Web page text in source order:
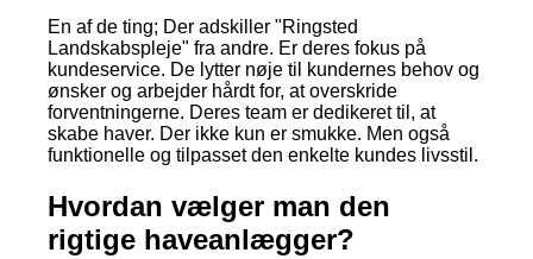
En af de ting; Der adskiller "Ringsted
Landskabspleje" fra andre. Er deres fokus på
kundeservice. De lytter nøje til kundernes behov og
ønsker og arbejder hårdt for, at overskride
forventningerne. Deres team er dedikeret til, at
skabe haver. Der ikke kun er smukke. Men også
funktionelle og tilpasset den enkelte kundes livsstil.
Hvordan vælger man den
rigtige haveanlægger?